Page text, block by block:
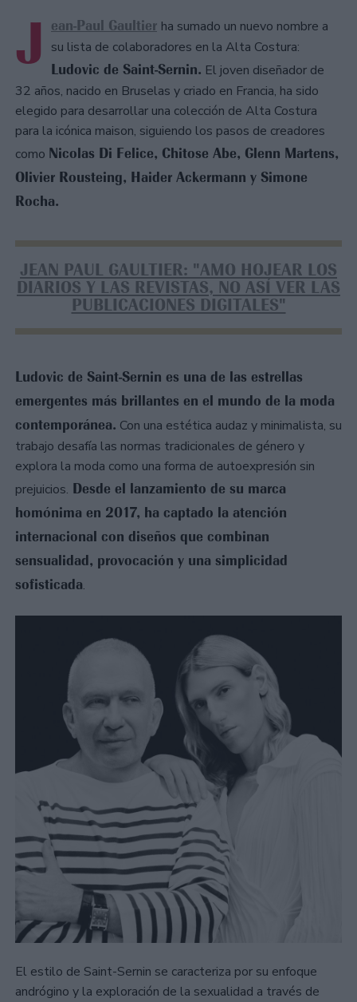
J ean-Paul Gaultier ha sumado un nuevo nombre a
su lista de colaboradores en la Alta Costura:
Ludovic de Saint-Sernin. El joven diseñador de
32 años, nacido en Bruselas y criado en Francia, ha sido
elegido para desarrollar una colección de Alta Costura
para la icónica maison, siguiendo los pasos de creadores
como Nicolas Di Felice, Chitose Abe, Glenn Martens,
Olivier Rousteing, Haider Ackermann y Simone
Rocha.
JEAN PAUL GAULTIER: "AMO HOJEAR LOS
DIARIOS Y LAS REVISTAS, NO ASÍ VER LAS
PUBLICACIONES DIGITALES"
Ludovic de Saint-Sernin es una de las estrellas
emergentes más brillantes en el mundo de la moda
contemporánea. Con una estética audaz y minimalista, su
trabajo desafía las normas tradicionales de género y
explora la moda como una forma de autoexpresión sin
prejuicios. Desde el lanzamiento de su marca
homónima en 2017, ha captado la atención
internacional con diseños que combinan
sensualidad, provocación y una simplicidad
sofisticada.
El estilo de Saint-Sernin se caracteriza por su enfoque
andrógino y la exploración de la sexualidad a través de